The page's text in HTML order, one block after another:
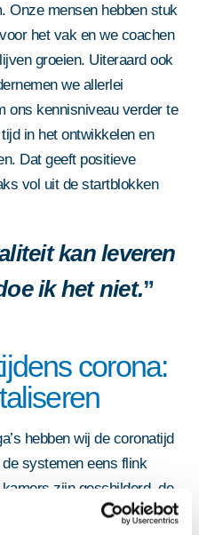
Onze mensen hebben stuk
het vak en we coachen
groeien. Uiteraard ook
we allerlei
ons kennisniveau verder te
in het ontwikkelen en
Dat geeft positieve
vol uit de startblokken
kan leveren
ik het niet.
corona:
hebben wij de coronatijd
systemen eens flink
zijn geschilderd, de
en gelakt, dus alles ligt er